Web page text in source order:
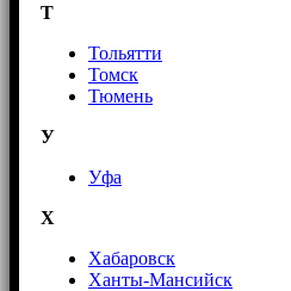
Т
Тольятти
Томск
Тюмень
У
Уфа
Х
Хабаровск
Ханты-Мансийск